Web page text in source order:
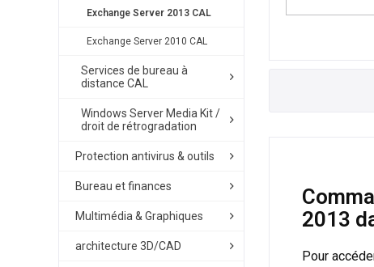
Exchange Server 2013 CAL
Exchange Server 2010 CAL
Services de bureau à
distance CAL
Windows Server Media Kit /
droit de rétrogradation
Protection antivirus & outils
Bureau et finances
Multimédia & Graphiques
architecture 3D/CAD
2013
Pour